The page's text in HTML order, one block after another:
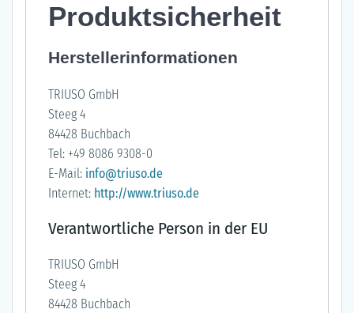
Produktsicherheit
Herstellerinformationen
TRIUSO GmbH
Steeg 4
84428 Buchbach
Tel: +49 8086 9308-0
E-Mail: info@triuso.de
Internet: http://www.triuso.de
Verantwortliche Person in der EU
TRIUSO GmbH
Steeg 4
84428 Buchbach